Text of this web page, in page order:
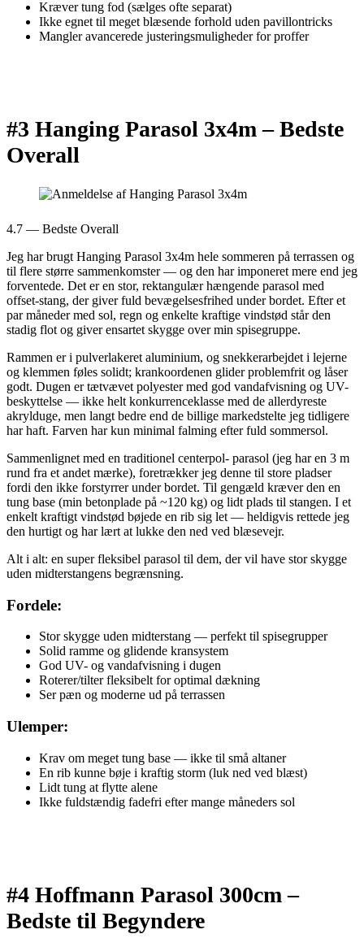
Kræver tung fod (sælges ofte separat)
Ikke egnet til meget blæsende forhold uden pavillontricks
Mangler avancerede justeringsmuligheder for proffer
#3 Hanging Parasol 3x4m –Bedste
Overall
4.7 — Bedste Overall
Jeg har brugt Hanging Parasol 3x4m hele sommeren på terrassen og
til flere større sammenkomster — og den har imponeret mere end jeg
forventede. Det er en stor, rektangulær hængende parasol med
offset-stang, der giver fuld bevægelsesfrihed under bordet. Efter et
par måneder med sol, regn og enkelte kraftige vindstød står den
stadig flot og giver ensartet skygge over min spisegruppe.
Rammen er i pulverlakeret aluminium, og snekkerarbejdet i lejerne
og klemmen føles solidt; krankoordenen glider problemfrit og låser
godt. Dugen er tætvævet polyester med god vandafvisning og UV-
beskyttelse — ikke helt konkurrenceklasse med de allerdyreste
akrylduge, men langt bedre end de billige markedstelte jeg tidligere
har haft. Farven har kun minimal falming efter fuld sommersol.
Sammenlignet med en traditionel centerpol- parasol (jeg har en 3 m
rund fra et andet mærke), foretrækker jeg denne til store pladser
fordi den ikke forstyrrer under bordet. Til gengæld kræver den en
tung base (min betonplade på ~120 kg) og lidt plads til stangen. I et
enkelt kraftigt vindstød bøjede en rib sig let — heldigvis rettede jeg
den hurtigt og har lært at lukke den ned ved blæsevejr.
Alt i alt: en super fleksibel parasol til dem, der vil have stor skygge
uden midterstangens begrænsning.
Fordele:
Stor skygge uden midterstang — perfekt til spisegrupper
Solid ramme og glidende kransystem
God UV- og vandafvisning i dugen
Roterer/tilter fleksibelt for optimal dækning
Ser pæn og moderne ud på terrassen
Ulemper:
Krav om meget tung base — ikke til små altaner
En rib kunne bøje i kraftig storm (luk ned ved blæst)
Lidt tung at flytte alene
Ikke fuldstændig fadefri efter mange måneders sol
#4 Hoffmann Parasol 300cm –
Bedste til Begyndere